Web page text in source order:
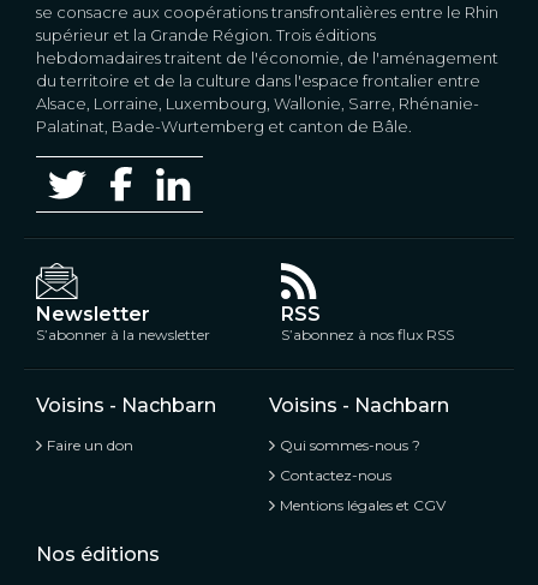
se consacre aux coopérations transfrontalières entre le Rhin
supérieur et la Grande Région. Trois éditions
hebdomadaires traitent de l'économie, de l'aménagement
du territoire et de la culture dans l'espace frontalier entre
Alsace, Lorraine, Luxembourg, Wallonie, Sarre, Rhénanie-
Palatinat, Bade-Wurtemberg et canton de Bâle.
Newsletter
S’abonner à la newsletter
RSS
S’abonnez à nos flux RSS
Voisins - Nachbarn
Faire un don
Voisins - Nachbarn
Qui sommes-nous ?
Contactez-nous
Mentions légales et CGV
Nos éditions